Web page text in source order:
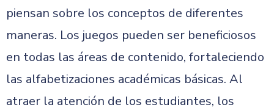
piensan sobre los conceptos de diferentes
maneras. Los juegos pueden ser beneficiosos
en todas las áreas de contenido, fortaleciendo
las alfabetizaciones académicas básicas. Al
atraer la atención de los estudiantes, los